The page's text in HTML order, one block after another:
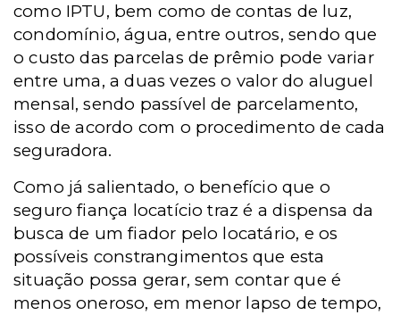
como IPTU, bem como de contas de luz,
condomínio, água, entre outros, sendo que
o custo das parcelas de prêmio pode variar
entre uma, a duas vezes o valor do aluguel
mensal, sendo passível de parcelamento,
isso de acordo com o procedimento de cada
seguradora.
Como já salientado, o benefício que o
seguro fiança locatício traz é a dispensa da
busca de um fiador pelo locatário, e os
possíveis constrangimentos que esta
situação possa gerar, sem contar que é
menos oneroso, em menor lapso de tempo,